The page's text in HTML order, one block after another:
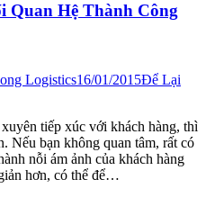
Quan Hệ Thành Công
Logistics16/01/2015Để Lại
tiếp xúc với khách hàng, thì
Nếu bạn không quan tâm, rất có
nỗi ám ảnh của khách hàng
hơn, có thể để…